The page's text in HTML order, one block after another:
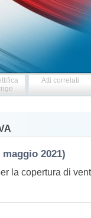
Atti correlati
maggio 2021)
la copertura di